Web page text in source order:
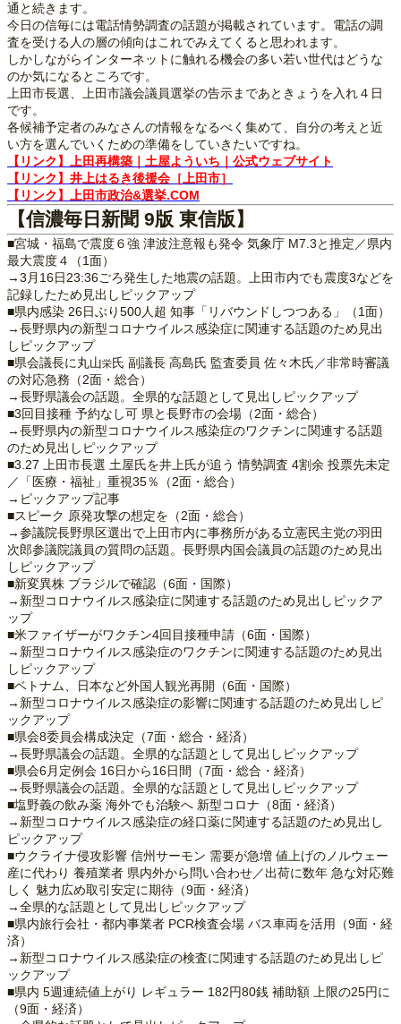
通と続きます。
今日の信毎には電話情勢調査の話題が掲載されています。電話の調
査を受ける人の層の傾向はこれでみえてくると思われます。
しかしながらインターネットに触れる機会の多い若い世代はどうな
のか気になるところです。
上田市長選、上田市議会議員選挙の告示まであときょうを入れ４日
です。
各候補予定者のみなさんの情報をなるべく集めて、自分の考えと近
い方を選んでいくための準備をしていきたいですね。
【リンク】上田再構築｜土屋よういち｜公式ウェブサイト
【リンク】井上はるき後援会［上田市］
【リンク】上田市政治&選挙.COM
【信濃毎日新聞 9版 東信版】
■宮城・福島で震度６強 津波注意報も発令 気象庁 M7.3と推定／県内
最大震度４（1面）
→3月16日23:36ごろ発生した地震の話題。上田市内でも震度3などを
記録したため見出しピックアップ
■県内感染 26日ぶり500人超 知事「リバウンドしつつある」（1面）
→長野県内の新型コロナウイルス感染症に関連する話題のため見出
しピックアップ
■県会議長に丸山栄氏 副議長 高島氏 監査委員 佐々木氏／非常時審議
の対応急務（2面・総合）
→長野県議会の話題。全県的な話題として見出しピックアップ
■3回目接種 予約なし可 県と長野市の会場（2面・総合）
→長野県内の新型コロナウイルス感染症のワクチンに関連する話題
のため見出しピックアップ
■3.27 上田市長選 土屋氏を井上氏が追う 情勢調査 4割余 投票先未定
／「医療・福祉」重視35％（2面・総合）
→ピックアップ記事
■スピーク 原発攻撃の想定を（2面・総合）
→参議院長野県区選出で上田市内に事務所がある立憲民主党の羽田
次郎参議院議員の質問の話題。長野県内国会議員の話題のため見出
しピックアップ
■新変異株 ブラジルで確認（6面・国際）
→新型コロナウイルス感染症に関連する話題のため見出しピックア
ップ
■米ファイザーがワクチン4回目接種申請（6面・国際）
→新型コロナウイルス感染症のワクチンに関連する話題のため見出
しピックアップ
■ベトナム、日本など外国人観光再開（6面・国際）
→新型コロナウイルス感染症の影響に関連する話題のため見出しピ
ックアップ
■県会8委員会構成決定（7面・総合・経済）
→長野県議会の話題。全県的な話題として見出しピックアップ
■県会6月定例会 16日から16日間（7面・総合・経済）
→長野県議会の話題。全県的な話題として見出しピックアップ
■塩野義の飲み薬 海外でも治験へ 新型コロナ（8面・経済）
→新型コロナウイルス感染症の経口薬に関連する話題のため見出し
ピックアップ
■ウクライナ侵攻影響 信州サーモン 需要が急増 値上げのノルウェー
産に代わり 養殖業者 県内外から問い合わせ／出荷に数年 急な対応難
しく 魅力広め取引安定に期待（9面・経済）
→全県的な話題として見出しピックアップ
■県内旅行会社・都内事業者 PCR検査会場 バス車両を活用（9面・経
済）
→新型コロナウイルス感染症の検査に関連する話題のため見出しピ
ックアップ
■県内 5週連続値上がり レギュラー 182円80銭 補助額 上限の25円に
（9面・経済）